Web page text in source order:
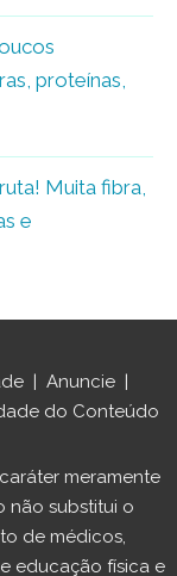
proteínas,
Muita fibra,
e
| Anuncie |
do Conteúdo
meramente
não substitui o
de médicos,
educação física e